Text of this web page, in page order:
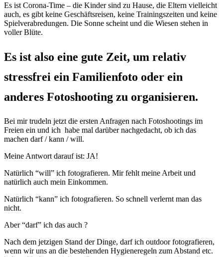
Es ist Corona-Time – die Kinder sind zu Hause, die Eltern vielleicht
auch, es gibt keine Geschäftsreisen, keine Trainingszeiten und keine
Spielverabredungen. Die Sonne scheint und die Wiesen stehen in
voller Blüte.
Es ist also eine gute Zeit, um relativ
stressfrei ein Familienfoto oder ein
anderes Fotoshooting zu organisieren.
Bei mir trudeln jetzt die ersten Anfragen nach Fotoshootings im
Freien ein und ich habe mal darüber nachgedacht, ob ich das
machen darf / kann / will.
Meine Antwort darauf ist: JA!
Natürlich “will” ich fotografieren. Mir fehlt meine Arbeit und
natürlich auch mein Einkommen.
Natürlich “kann” ich fotografieren. So schnell verlernt man das
nicht.
Aber “darf” ich das auch ?
Nach dem jetzigen Stand der Dinge, darf ich outdoor fotografieren,
wenn wir uns an die bestehenden Hygieneregeln zum Abstand etc.